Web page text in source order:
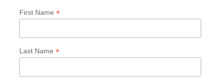
First Name *
Last Name *